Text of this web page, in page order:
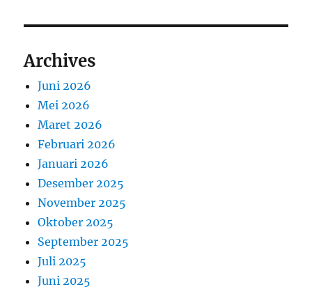
Archives
Juni 2026
Mei 2026
Maret 2026
Februari 2026
Januari 2026
Desember 2025
November 2025
Oktober 2025
September 2025
Juli 2025
Juni 2025